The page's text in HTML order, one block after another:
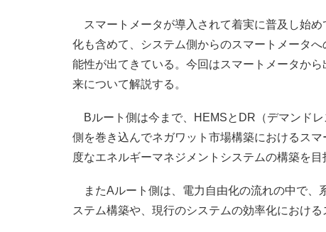
スマートメータが導入されて着実に普及し始
化も含めて、システム側からのスマートメータ
能性が出てきている。今回はスマートメータか
来について解説する。
Bルート側は今まで、HEMSとDR（デマンド
側を巻き込んでネガワット市場構築におけるス
度なエネルギーマネジメントシステムの構築を
またAルート側は、電力自由化の流れの中で、
ステム構築や、現行のシステムの効率化における